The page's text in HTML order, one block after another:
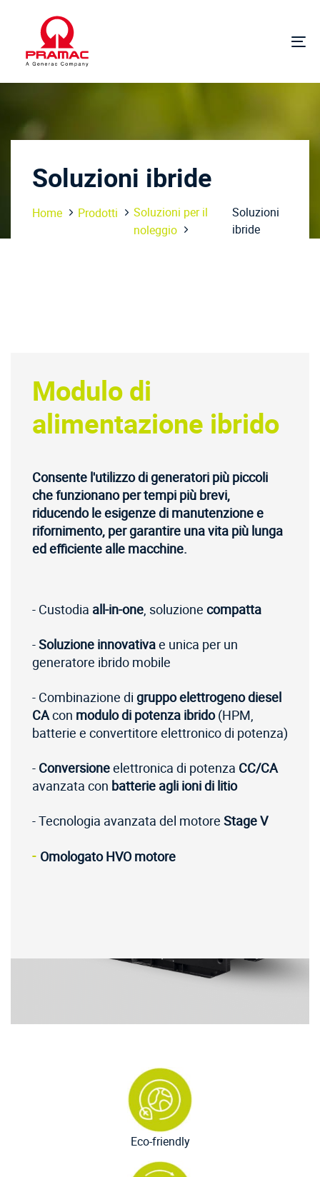
navigazione
primaria
Soluzioni ibride
Home Prodotti
Soluzioni per il
noleggio
Soluzioni
ibride
Modulo di
alimentazione ibrido
Consente l'utilizzo di generatori più piccoli
che funzionano per tempi più brevi,
riducendo le esigenze di manutenzione e
rifornimento, per garantire una vita più lunga
ed efficiente alle macchine.
- Custodia all-in-one, soluzione compatta
-Soluzione innovativae unica per un
generatore ibrido mobile
- Combinazione di gruppo elettrogeno diesel
CAcon modulo di potenza ibrido(HPM,
batterie e convertitore elettronico di potenza)
- Conversioneelettronica di potenza CC/CA
avanzata con batterie agli ioni di litio
- Tecnologia avanzata del motore Stage V
- Omologato HVO motore
Eco-friendly